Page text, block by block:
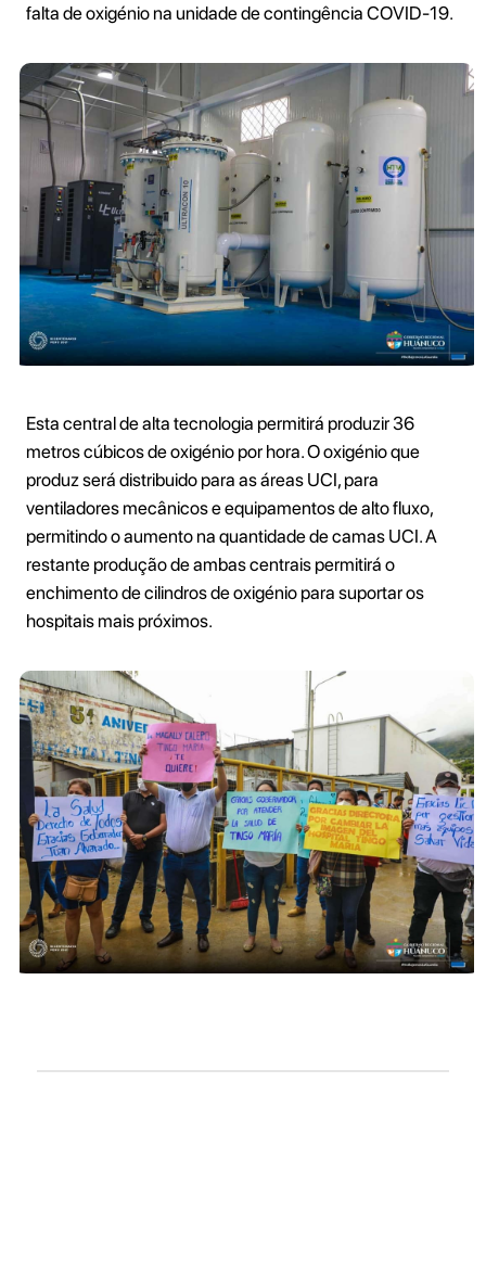
falta de oxigénio na unidade de contingência COVID-19.
Esta central de alta tecnologia permitirá produzir 36
metros cúbicos de oxigénio por hora. O oxigénio que
produz será distribuido para as áreas UCI, para
ventiladores mecânicos e equipamentos de alto fluxo,
permitindo o aumento na quantidade de camas UCI. A
restante produção de ambas centrais permitirá o
enchimento de cilindros de oxigénio para suportar os
hospitais mais próximos.